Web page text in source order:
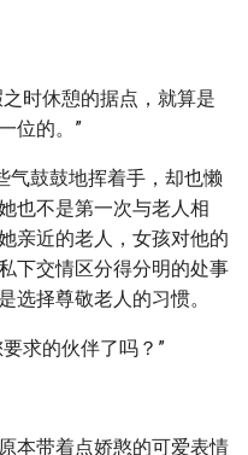
时休憩的据点，就算是
位的。”
气鼓鼓地挥着手，却也懒
也不是第一次与老人相
亲近的老人，女孩对他的
下交情区分得分明的处事
选择尊敬老人的习惯。
求的伙伴了吗？”
本带着点娇憨的可爱表情